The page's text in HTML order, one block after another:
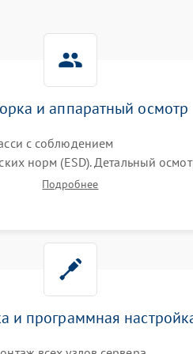
и аппаратный осмотр
с соблюдением
норм (ESD). Детальный
платы, процессоров, RAID-
Подробнее
и программная